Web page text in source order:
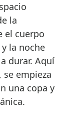
la
el cuerpo
la noche
durar. Aquí
empieza
una copa y